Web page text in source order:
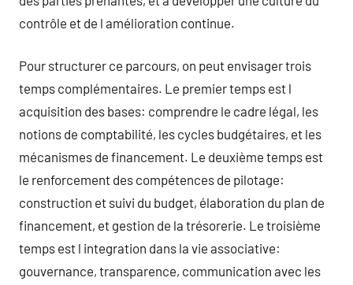
contrôle et de l amélioration continue.
Pour structurer ce parcours, on peut envisager trois
temps complémentaires. Le premier temps est l
acquisition des bases: comprendre le cadre légal, les
notions de comptabilité, les cycles budgétaires, et les
mécanismes de financement. Le deuxième temps est
le renforcement des compétences de pilotage:
construction et suivi du budget, élaboration du plan de
financement, et gestion de la trésorerie. Le troisième
temps est l integration dans la vie associative:
gouvernance, transparence, communication avec les